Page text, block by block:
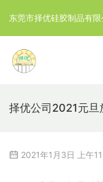
择优公司2021元旦
2021年1月3日 上午
东莞市择优硅胶制品有限